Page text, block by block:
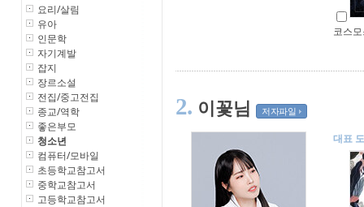
요리/살림
유아
인문학
자기계발
잡지
장르소설
전집/중고전집
종교/역학
좋은부모
청소년
컴퓨터/모바일
초등학교참고서
중학교참고서
고등학교참고서
코스
2. 이꽃님 저자파일
대표